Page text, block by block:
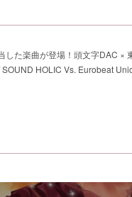
した楽曲が登場！頭文字DAC ×
HOLIC Vs. Eurobeat